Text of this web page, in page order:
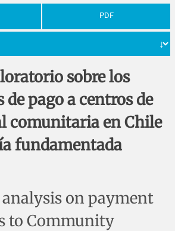
reserva
breves
pública
y reseñas
PDF
sobre los
pago a centros de
comunitaria en Chile
fundamentada
on payment
to Community